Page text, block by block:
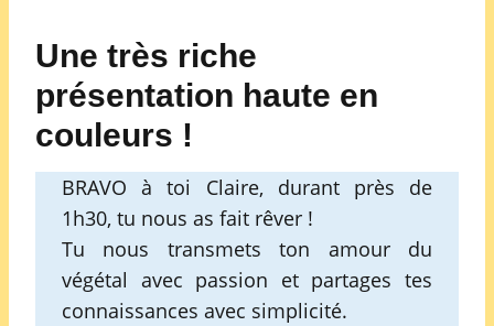
Une très riche
présentation haute en
couleurs !
BRAVO à toi Claire, durant près de
1h30, tu nous as fait rêver !
Tu nous transmets ton amour du
végétal avec passion et partages tes
connaissances avec simplicité.